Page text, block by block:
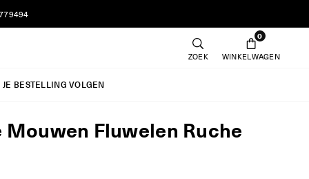
ZOEK
0
WINKELWAGEN
JE BESTELLING VOLGEN
Mouwen Fluwelen Ruche